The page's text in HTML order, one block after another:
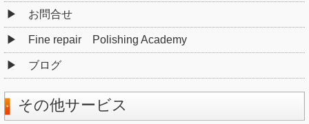
お問合せ
Fine repair Polishing Academy
ブログ
その他サービス